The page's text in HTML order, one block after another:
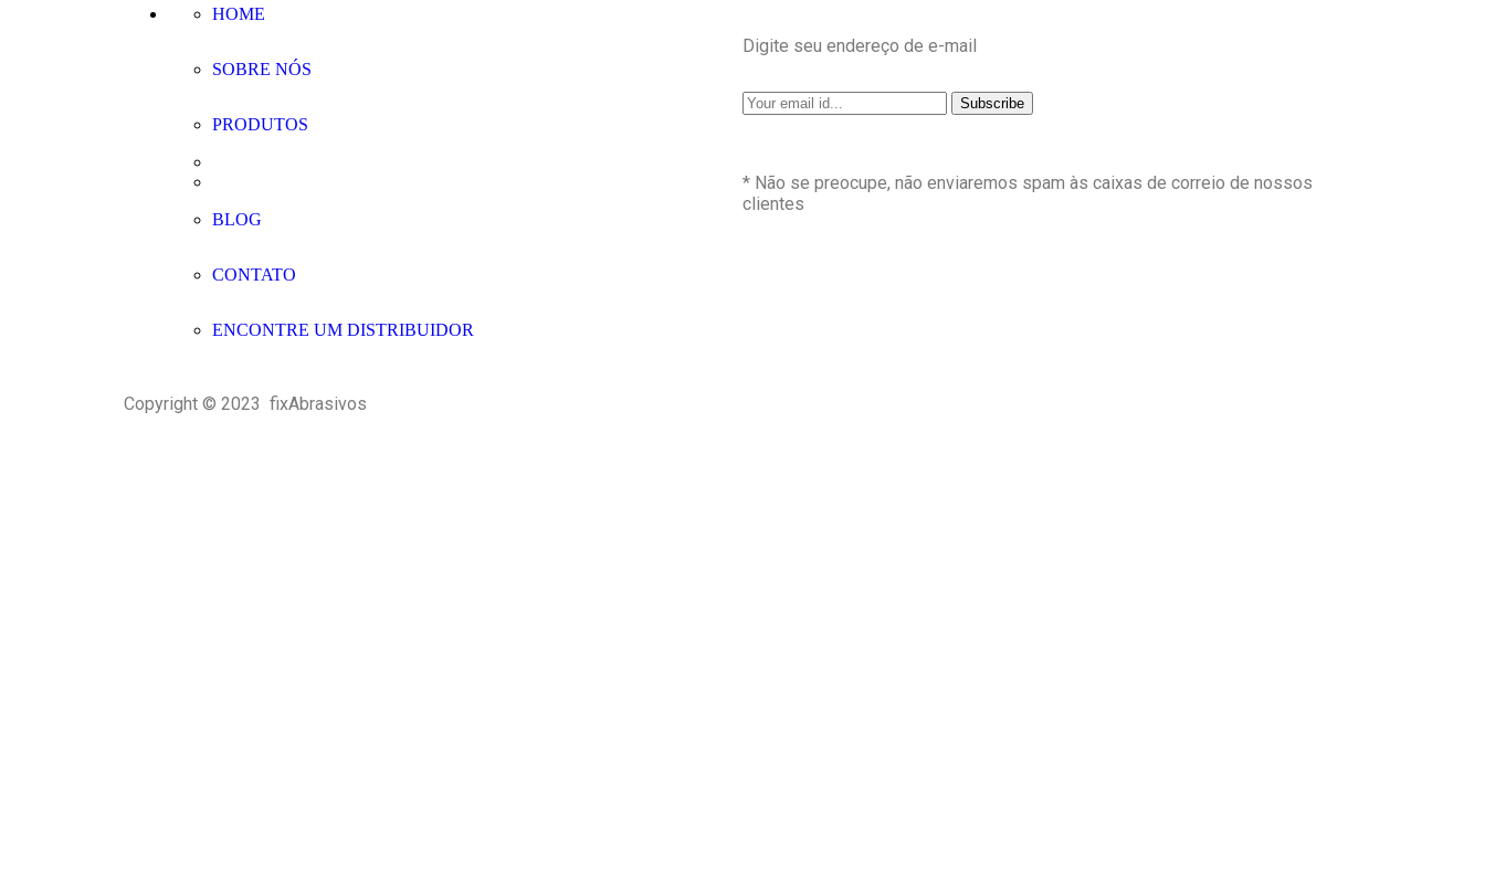
HOME
SOBRE NÓS
PRODUTOS
BLOG
CONTATO
ENCONTRE UM DISTRIBUIDOR
Digite seu endereço de e-mail
* Não se preocupe, não enviaremos spam às caixas de correio de nossos
clientes
Copyright © 2023 fixAbrasivos